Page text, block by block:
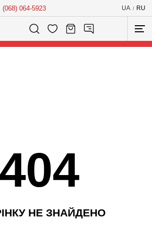
(068) 064-5923 UA / RU
404
ІНКУ НЕ ЗНАЙДЕНО